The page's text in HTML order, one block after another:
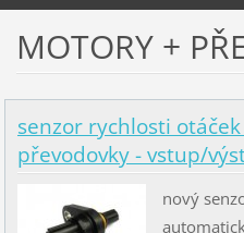
MOTORY +
senzor rychlosti
převodovky - vstup/
nový